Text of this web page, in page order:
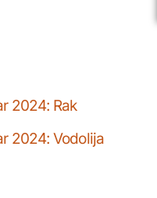
2024: Rak
2024: Vodolija